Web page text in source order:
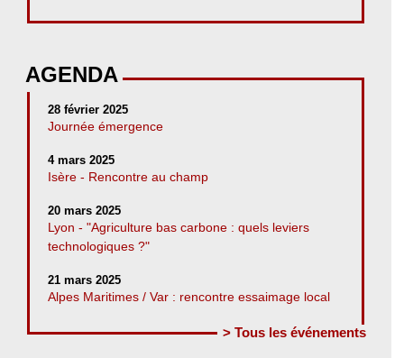
AGENDA
28 février 2025
Journée émergence
4 mars 2025
Isère - Rencontre au champ
20 mars 2025
Lyon - "Agriculture bas carbone : quels leviers
technologiques ?"
21 mars 2025
Alpes Maritimes / Var : rencontre essaimage local
> Tous les événements